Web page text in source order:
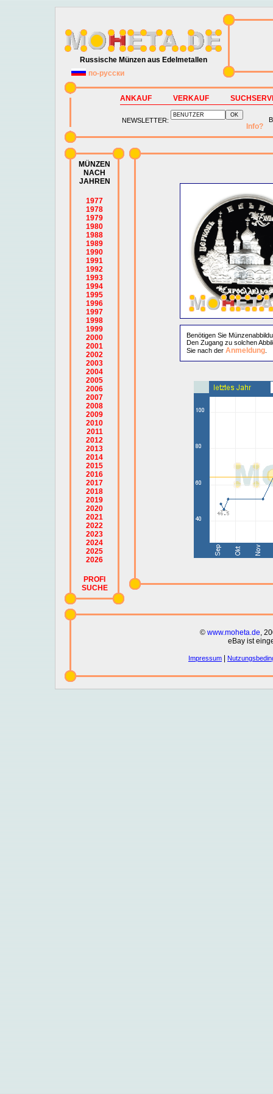
Russische Münzen aus Edelmetallen
по-русски
ANKAUF VERKAUF
NEWSLETTER:
Info?
MÜNZEN
NACH
JAHREN
1977
1978
1979
1980
1988
1989
1990
1991
1992
1993
1994
1995
1996
1997
1998
1999
2000
2001
2002
2003
2004
2005
2006
2007
2008
2009
2010
2011
2012
2013
2014
2015
2016
2017
2018
2019
2020
2021
2022
2023
2024
2025
2026
PROFI
SUCHE
Benötigen Sie
Den Zugang zu solchen
Sie nach der Anmeldung.
© www.moheta.de,
eBay ist
Impressum